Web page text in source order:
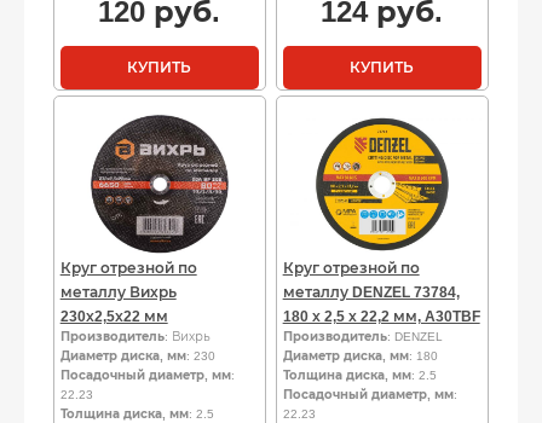
120 руб.
КУПИТЬ
124руб.
КУПИТЬ
Круг отрезной по
металлу Вихрь
230х2,5х22 мм
Производитель: Вихрь
Диаметр диска, мм: 230
Посадочный диаметр, мм:
22.23
Толщина диска, мм: 2.5
Круг отрезной по
металлу DENZEL 73784,
180 х 2,5 х 22,2 мм, A30TBF
Производитель: DENZEL
Диаметр диска, мм: 180
Толщина диска, мм: 2.5
Посадочный диаметр, мм:
22.23